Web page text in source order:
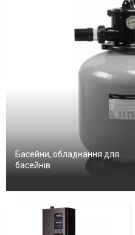
Басейни, обладнання для
басейнів